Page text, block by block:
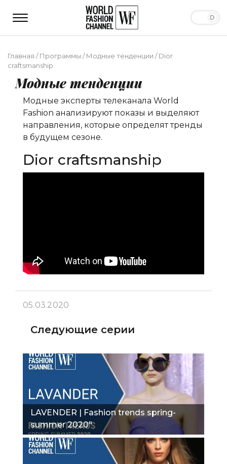
Главная /Программы /Модные тенденции /Dior
craftsmanship
Модные тенденции
Модные эксперты телеканала World
Fashion анализируют показы и выделяют
направления, которые определят тренды
в будущем сезоне.
Dior craftsmanship
05.03.2020
Следующие серии
LAVENDER | Fashion trends spring-
summer 2020"